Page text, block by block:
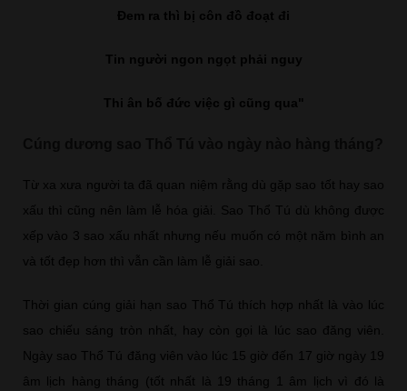
Đem ra thì bị côn đồ đoạt đi
Tin người ngon ngọt phải nguy
Thi ân bố đức việc gì cũng qua"
Từ xa xưa người ta đã quan niệm rằng dù gặp sao tốt hay sao
xấu thì cũng nên làm lễ hóa giải. Sao Thổ Tú dù không được
xếp vào 3 sao xấu nhất nhưng nếu muốn có một năm bình an
và tốt đẹp hơn thì vẫn cần làm lễ giải sao.
Thời gian cúng giải hạn sao Thổ Tú thích hợp nhất là vào lúc
sao chiếu sáng tròn nhất, hay còn gọi là lúc sao đăng viên.
Ngày sao Thổ Tú đăng viên vào lúc 15 giờ đến 17 giờ ngày 19
âm lịch hàng tháng (tốt nhất là 19 tháng 1 âm lịch vì đó là